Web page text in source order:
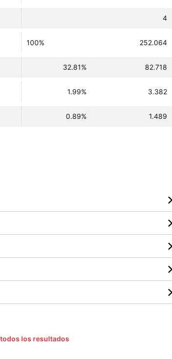
4
100% 252.064
32.81% 82.718
1.99% 3.382
0.89% 1.489
los resultados